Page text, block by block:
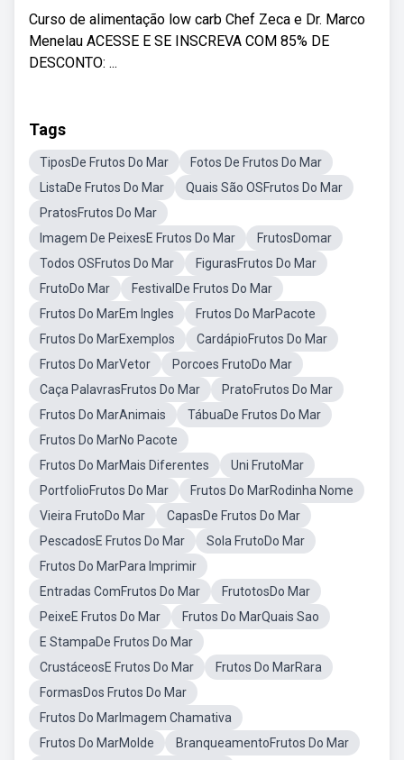
Curso de alimentação low carb Chef Zeca e Dr. Marco
Menelau ACESSE E SE INSCREVA COM 85% DE
DESCONTO: ...
Tags
TiposDe Frutos Do Mar
Fotos De Frutos Do Mar
ListaDe Frutos Do Mar
Quais São OSFrutos Do Mar
PratosFrutos Do Mar
Imagem De PeixesE Frutos Do Mar
FrutosDomar
Todos OSFrutos Do Mar
FigurasFrutos Do Mar
FrutoDo Mar
FestivalDe Frutos Do Mar
Frutos Do MarEm Ingles
Frutos Do MarPacote
Frutos Do MarExemplos
CardápioFrutos Do Mar
Frutos Do MarVetor
Porcoes FrutoDo Mar
Caça PalavrasFrutos Do Mar
PratoFrutos Do Mar
Frutos Do MarAnimais
TábuaDe Frutos Do Mar
Frutos Do MarNo Pacote
Frutos Do MarMais Diferentes
Uni FrutoMar
PortfolioFrutos Do Mar
Frutos Do MarRodinha Nome
Vieira FrutoDo Mar
CapasDe Frutos Do Mar
PescadosE Frutos Do Mar
Sola FrutoDo Mar
Frutos Do MarPara Imprimir
Entradas ComFrutos Do Mar
FrutotosDo Mar
PeixeE Frutos Do Mar
Frutos Do MarQuais Sao
E StampaDe Frutos Do Mar
CrustáceosE Frutos Do Mar
Frutos Do MarRara
FormasDos Frutos Do Mar
Frutos Do MarImagem Chamativa
Frutos Do MarMolde
BranqueamentoFrutos Do Mar